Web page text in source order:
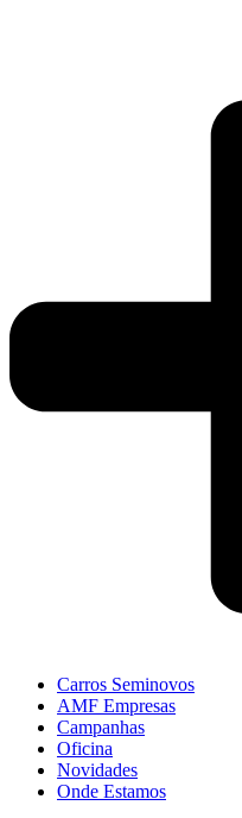
Carros Seminovos
AMF Empresas
Campanhas
Oficina
Novidades
Onde Estamos